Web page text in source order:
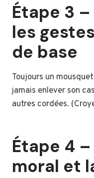
Étape 3
les
de base
Toujours un
jamais enlever son
autres cordées.
Étape 4
moral et